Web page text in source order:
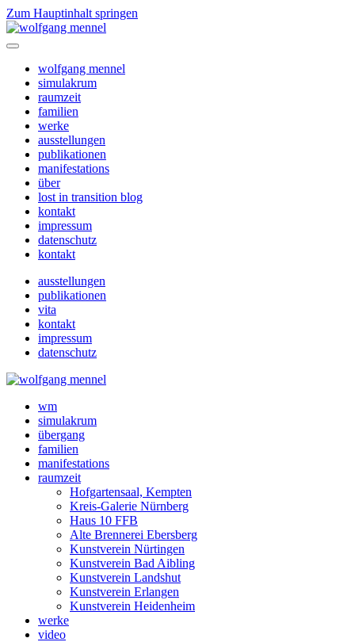
Zum Hauptinhalt springen
wolfgang mennel
simulakrum
raumzeit
familien
werke
ausstellungen
publikationen
manifestations
über
lost in transition blog
kontakt
impressum
datenschutz
kontakt
ausstellungen
publikationen
vita
kontakt
impressum
datenschutz
wm
simulakrum
übergang
familien
manifestations
raumzeit
Hofgartensaal, Kempten
Kreis-Galerie Nürnberg
Haus 10 FFB
Alte Brennerei Ebersberg
Kunstverein Nürtingen
Kunstverein Bad Aibling
Kunstverein Landshut
Kunstverein Erlangen
Kunstverein Heidenheim
werke
video